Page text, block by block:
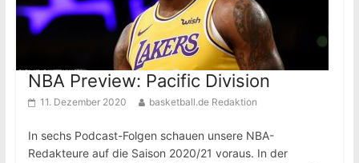
NBA Preview: Pacific Division
11. Dezember 2020 basketball.de Redaktion
In sechs Podcast-Folgen schauen unsere NBA-
Redakteure auf die Saison 2020/21 voraus. In der